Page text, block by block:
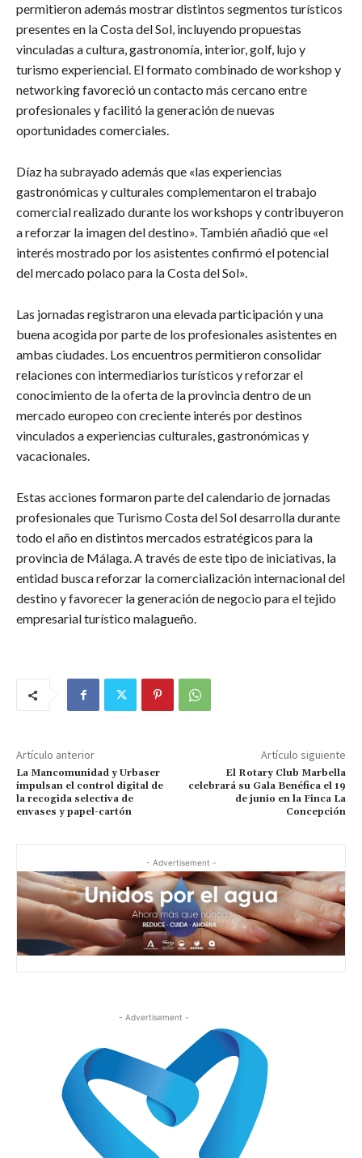
permitieron además mostrar distintos segmentos turísticos
presentes en la Costa del Sol, incluyendo propuestas
vinculadas a cultura, gastronomía, interior, golf, lujo y
turismo experiencial. El formato combinado de workshop y
networking favoreció un contacto más cercano entre
profesionales y facilitó la generación de nuevas
oportunidades comerciales.
Díaz ha subrayado además que «las experiencias
gastronómicas y culturales complementaron el trabajo
comercial realizado durante los workshops y contribuyeron
a reforzar la imagen del destino». También añadió que «el
interés mostrado por los asistentes confirmó el potencial
del mercado polaco para la Costa del Sol».
Las jornadas registraron una elevada participación y una
buena acogida por parte de los profesionales asistentes en
ambas ciudades. Los encuentros permitieron consolidar
relaciones con intermediarios turísticos y reforzar el
conocimiento de la oferta de la provincia dentro de un
mercado europeo con creciente interés por destinos
vinculados a experiencias culturales, gastronómicas y
vacacionales.
Estas acciones formaron parte del calendario de jornadas
profesionales que Turismo Costa del Sol desarrolla durante
todo el año en distintos mercados estratégicos para la
provincia de Málaga. A través de este tipo de iniciativas, la
entidad busca reforzar la comercialización internacional del
destino y favorecer la generación de negocio para el tejido
empresarial turístico malagueño.
Artículo anterior
La Mancomunidad y Urbaser
impulsan el control digital de
la recogida selectiva de
envases y papel-cartón
Artículo siguiente
El Rotary Club Marbella
celebrará su Gala Benéfica el 19
de junio en la Finca La
Concepción
- Advertisement -
- Advertisement -